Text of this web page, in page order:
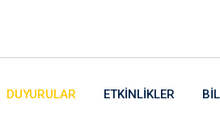
DUYURULAR ETKINLIKLER